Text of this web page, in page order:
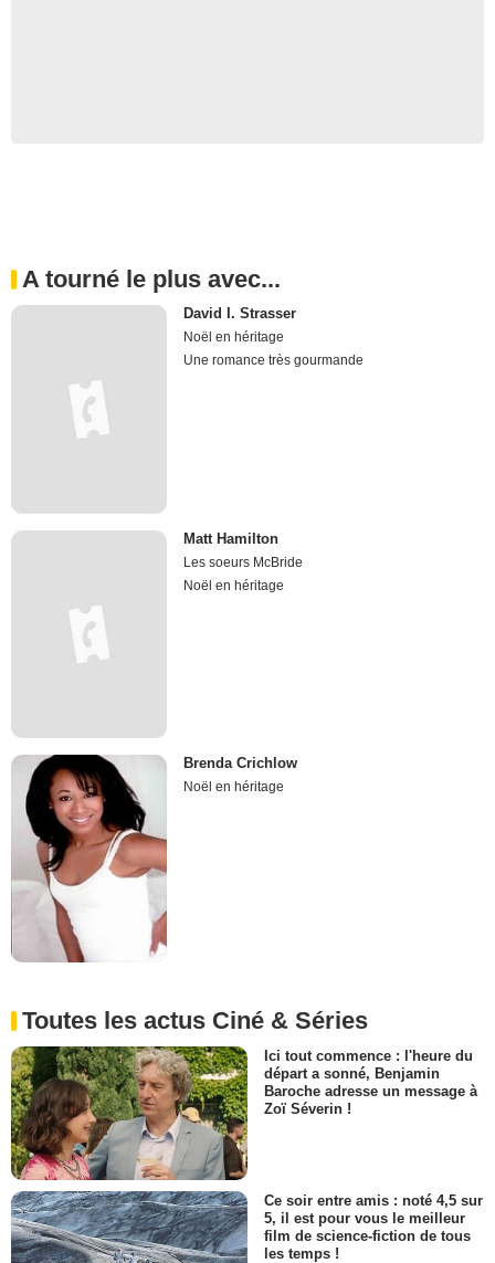
A tourné le plus avec...
David I. Strasser
Noël en héritage
Une romance très gourmande
Matt Hamilton
Les soeurs McBride
Noël en héritage
Brenda Crichlow
Noël en héritage
Toutes les actus Ciné & Séries
Ici tout commence : l'heure du
départ a sonné, Benjamin
Baroche adresse un message à
Zoï Séverin !
Ce soir entre amis : noté 4,5 sur
5, il est pour vous le meilleur
film de science-fiction de tous
les temps !